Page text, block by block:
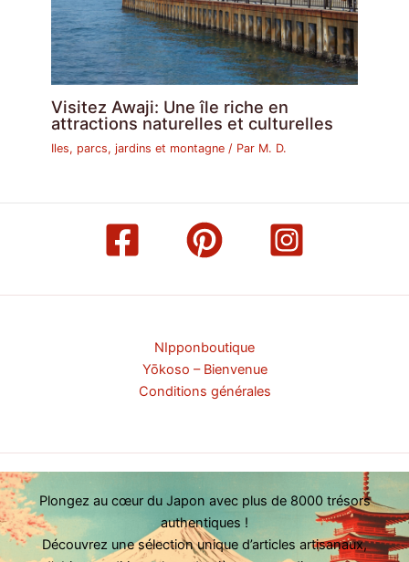
Visitez Awaji: Une île riche en
attractions naturelles et culturelles
Iles, parcs, jardins et montagne / Par M. D.
NIpponboutique
Yōkoso – Bienvenue
Conditions générales
Plongez au cœur du Japon avec plus de 8000 trésors
authentiques !
Découvrez une sélection unique d’articles artisanaux,